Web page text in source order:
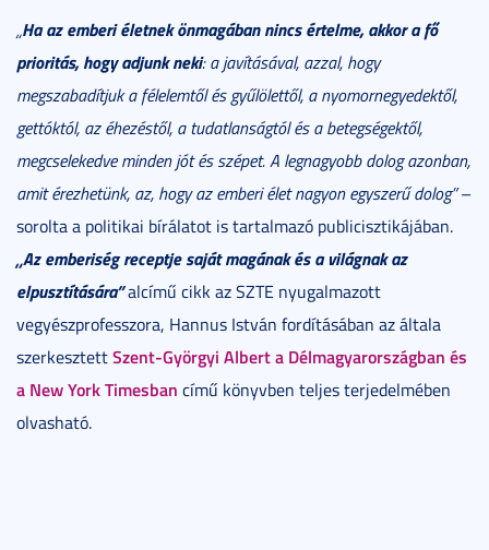
„Ha az emberi életnek önmagában nincs értelme, akkor a fő
prioritás, hogy adjunk neki: a javításával, azzal, hogy
megszabadítjuk a félelemtől és gyűlölettől, a nyomornegyedektől,
gettóktól, az éhezéstől, a tudatlanságtól és a betegségektől,
megcselekedve minden jót és szépet. A legnagyobb dolog azonban,
amit érezhetünk, az, hogy az emberi élet nagyon egyszerű dolog”–
sorolta a politikai bírálatot is tartalmazó publicisztikájában.
„Az emberiség receptje saját magának és a világnak az
elpusztítására”alcímű cikk az SZTE nyugalmazott
vegyészprofesszora, Hannus István fordításában az általa
szerkesztettSzent-Györgyi Albert a Délmagyarországban és
a New York Timesban című könyvben teljes terjedelmében
olvasható.